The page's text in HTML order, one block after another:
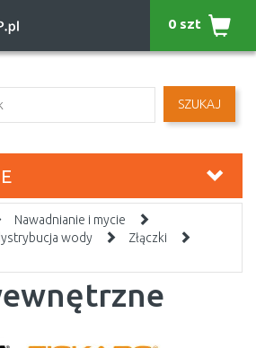
SZUKAJ
0 szt
Nawadnianie i mycie
wody
Złączki